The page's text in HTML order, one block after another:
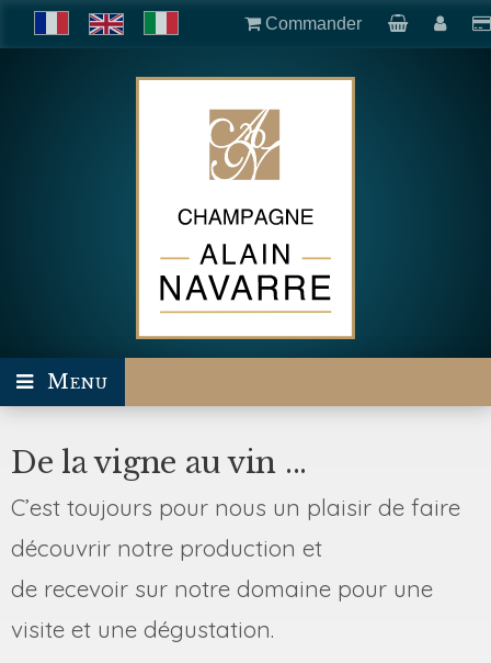
Menu
De la vigne au vin ...
C’est toujours pour nous un plaisir de faire
découvrir notre production et
de recevoir sur notre domaine pour une
visite et une dégustation.
Commander